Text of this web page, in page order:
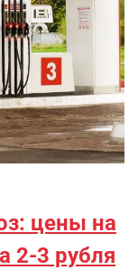
цены на
2-3 рубля